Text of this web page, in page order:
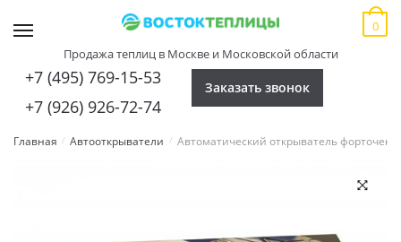
Продажа теплиц в Москве и Московской области
+7 (495) 769-15-53
+7 (926) 926-72-74
Заказать звонок
0
Главная / Автооткрыватели / Автоматический открыватель форточек